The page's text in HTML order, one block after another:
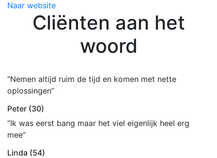
Naar website
Cliënten aan het
woord
“Nemen altijd ruim de tijd en komen met nette
oplossingen”
Peter (30)
“Ik was eerst bang maar het viel eigenlijk heel erg
mee”
Linda (54)